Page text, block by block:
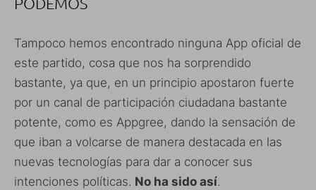
Tampoco hemos encontrado ninguna App oficial de
este partido, cosa que nos ha sorprendido
bastante, ya que, en un principio apostaron fuerte
por un canal de participación ciudadana bastante
potente, como es Appgree, dando la sensación de
que iban a volcarse de manera destacada en las
nuevas tecnologías para dar a conocer sus
intenciones políticas. No ha sido así.